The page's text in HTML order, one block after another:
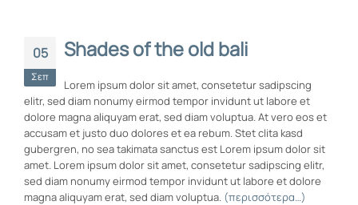
05
Σεπ
Shades of the old bali
Lorem ipsum dolor sit amet, consetetur sadipscing
elitr, sed diam nonumy eirmod tempor invidunt ut labore et
dolore magna aliquyam erat, sed diam voluptua. At vero eos et
accusam et justo duo dolores et ea rebum. Stet clita kasd
gubergren, no sea takimata sanctus est Lorem ipsum dolor sit
amet. Lorem ipsum dolor sit amet, consetetur sadipscing elitr,
sed diam nonumy eirmod tempor invidunt ut labore et dolore
magna aliquyam erat, sed diam voluptua. (περισσότερα…)